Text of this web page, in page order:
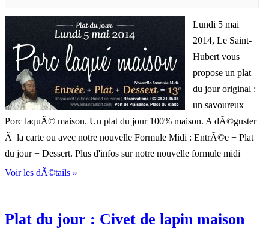
Lundi 5 mai
2014, Le Saint-
Hubert vous
propose un plat
du jour original :
un savoureux
Porc laquÃ© maison. Un plat du jour 100% maison. A dÃ©guster
Ã la carte ou avec notre nouvelle Formule Midi : EntrÃ©e + Plat
du jour + Dessert. Plus d'infos sur notre nouvelle formule midi
Voir les dÃ©tails »
Plat du jour : Civet de lapin maison